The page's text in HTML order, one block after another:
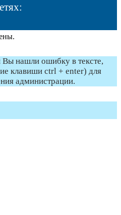
нашли ошибку в тексте,
клавиши ctrl + enter) для
администрации.